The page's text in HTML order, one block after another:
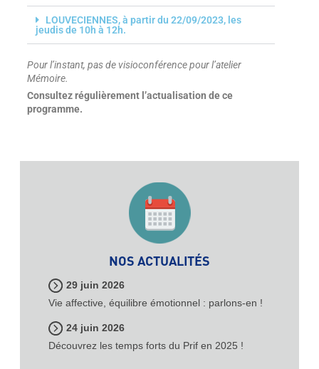
LOUVECIENNES, à partir du 22/09/2023, les
jeudis de 10h à 12h.
Pour l’instant, pas de visioconférence pour l’atelier
Mémoire.
Consultez régulièrement l’actualisation de ce
programme.
NOS ACTUALITÉS
29 juin 2026
Vie affective, équilibre émotionnel : parlons-en !
24 juin 2026
Découvrez les temps forts du Prif en 2025 !